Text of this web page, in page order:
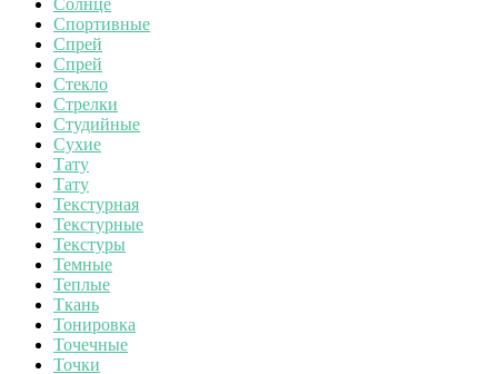
Спортивные
Спрей
Спрей
Стекло
Стрелки
Студийные
Сухие
Тату
Тату
Текстурная
Текстурные
Текстуры
Темные
Теплые
Ткань
Тонировка
Точечные
Точки